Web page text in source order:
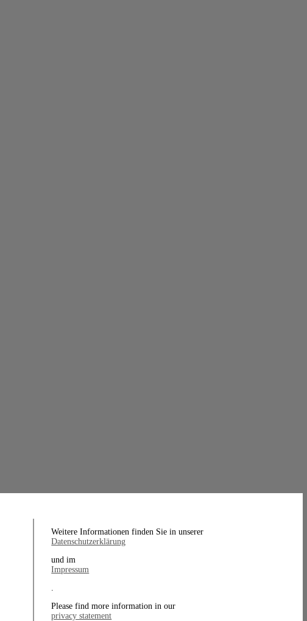
Weitere Informationen finden Sie in unserer
Datenschutzerklärung
und im
Impressum
.
Please find more information in our
privacy statement